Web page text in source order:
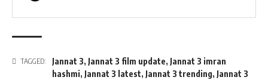
TAGGED: Jannat 3, Jannat 3 film update, Jannat 3 imran
hashmi, Jannat 3 latest, Jannat 3 trending, Jannat 3